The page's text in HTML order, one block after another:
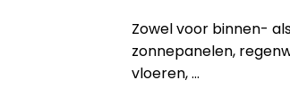
Zowel voor binnen-
zonnepanelen,
vloeren, …